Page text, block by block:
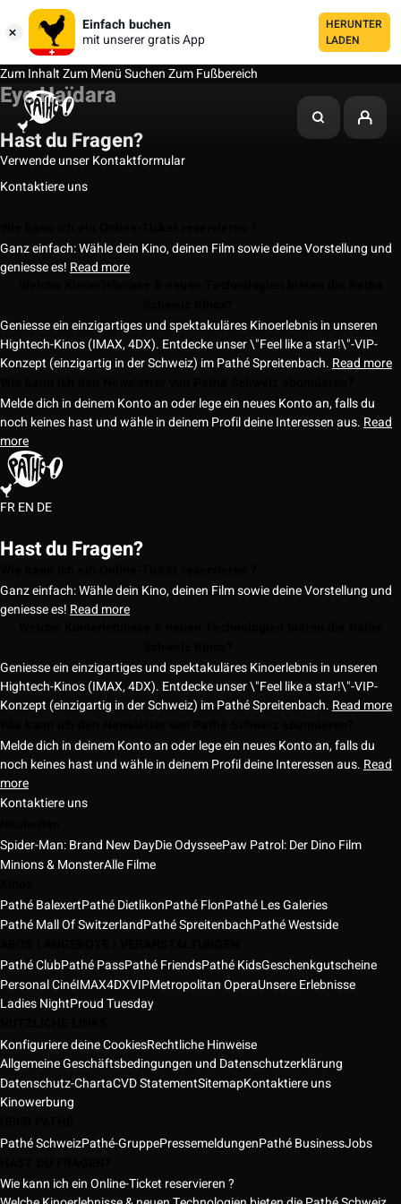
Einfach buchen
mit unserer gratis App
HERUNTER
LADEN
Zum InhaltZum MenüSuchenZum Fußbereich
Eye Haïdara
Hast du Fragen?
Verwende unser Kontaktformular
Kontaktiere uns
Ganz einfach: Wähle dein Kino, deinen Film sowie deine Vorstellung und
geniesse es! Read more
Geniesse ein einzigartiges und spektakuläres Kinoerlebnis in unseren
Hightech-Kinos (IMAX, 4DX). Entdecke unser \"Feel like a star!\"-VIP-
Konzept (einzigartig in der Schweiz) im Pathé Spreitenbach. Read more
Melde dich in deinem Konto an oder lege ein neues Konto an, falls du
noch keines hast und wähle in deinem Profil deine Interessen aus. Read
more
FREN DE
Hast du Fragen?
Ganz einfach: Wähle dein Kino, deinen Film sowie deine Vorstellung und
geniesse es! Read more
Geniesse ein einzigartiges und spektakuläres Kinoerlebnis in unseren
Hightech-Kinos (IMAX, 4DX). Entdecke unser \"Feel like a star!\"-VIP-
Konzept (einzigartig in der Schweiz) im Pathé Spreitenbach. Read more
Melde dich in deinem Konto an oder lege ein neues Konto an, falls du
noch keines hast und wähle in deinem Profil deine Interessen aus. Read
more
Kontaktiere uns
Spider-Man: Brand New DayDie OdysseePaw Patrol: Der Dino Film
Minions & MonsterAlle Filme
Pathé BalexertPathé DietlikonPathé FlonPathé Les Galeries
Pathé Mall Of SwitzerlandPathé SpreitenbachPathé Westside
Pathé ClubPathé PassPathé FriendsPathé KidsGeschenkgutscheine
Personal CinéIMAX4DXVIPMetropolitan OperaUnsere Erlebnisse
Ladies NightProud Tuesday
Konfiguriere deine CookiesRechtliche Hinweise
Allgemeine Geschäftsbedingungen und Datenschutzerklärung
Datenschutz-ChartaCVD StatementSitemapKontaktiere uns
Kinowerbung
Pathé SchweizPathé-GruppePressemeldungenPathé BusinessJobs
Wie kann ich ein Online-Ticket reservieren ?